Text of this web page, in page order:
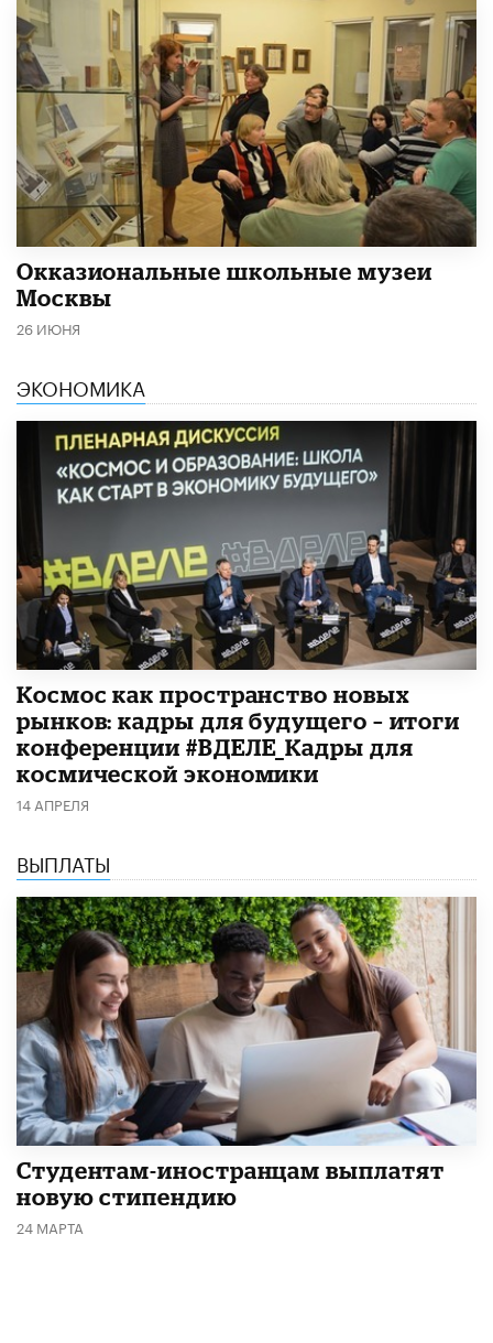
​Окказиональные школьные музеи
Москвы
26 ИЮНЯ
ЭКОНОМИКА
Космос как пространство новых
рынков: кадры для будущего – итоги
конференции #ВДЕЛЕ_Кадры для
космической экономики
14 АПРЕЛЯ
ВЫПЛАТЫ
Студентам-иностранцам выплатят
новую стипендию
24 МАРТА